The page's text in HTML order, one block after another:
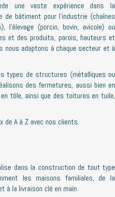
une vaste expérience dans la
bâtiment pour l’industrie (chaînes
l’élevage (porcin, bovin, avicole) ou
et des produits, parois, hauteurs et
nous adaptons à chaque secteur et à
types de structures (métalliques ou
des fermetures, aussi bien en
en tôle, ainsi que des toitures en tuile,
de A à Z avec nos clients.
dans la construction de tout type
les maisons familiales, de la
à la livraison clé en main.